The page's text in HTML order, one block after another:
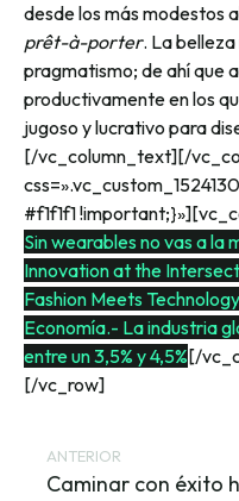
desde los más modestos
prêt-à-porter. La
pragmatismo; de ahí que
productivamente en los
jugoso y lucrativo para
[/vc_column_text][/
#f1f1f1
Sin wearables no vas a la
Innovation at the
Fashion Meets
Economía.- La industria
entre un 3,5% y 4,5%[/
[/vc_row]
ANTERIOR